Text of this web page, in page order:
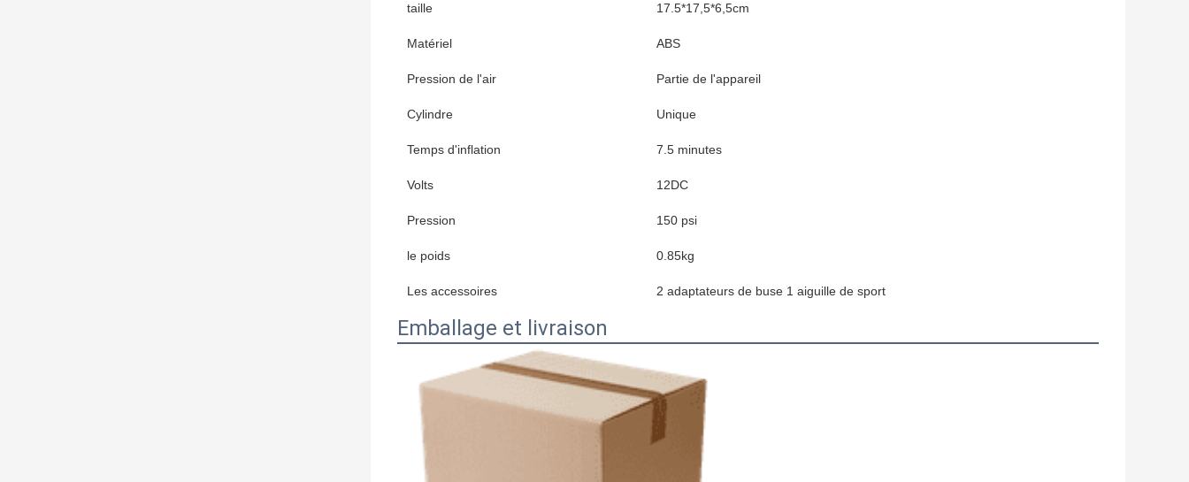
taille 17.5*17,5*6,5cm
Matériel ABS
Pression de l'air Partie de l'appareil
Cylindre Unique
Temps d'inflation 7.5 minutes
Volts 12DC
Pression 150 psi
le poids 0.85kg
Les accessoires 2 adaptateurs de buse 1 aiguille de sport
Emballage et livraison